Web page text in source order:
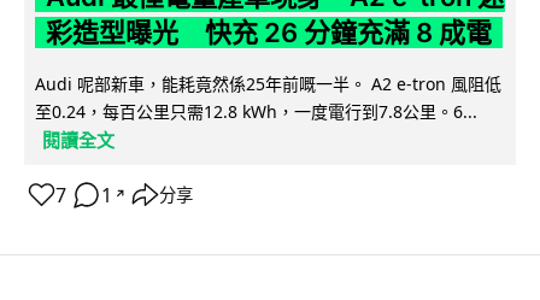
彩造型曝光 快充 26 分鐘充滿 8 成電
Audi 呢部新車，能耗竟然係25年前嘅一半。 A2 e-tron 風阻低
至0.24，每百公里只需12.8 kWh，一度電行到7.8公里。6...
閱讀全文
7 1 ↗ 分享